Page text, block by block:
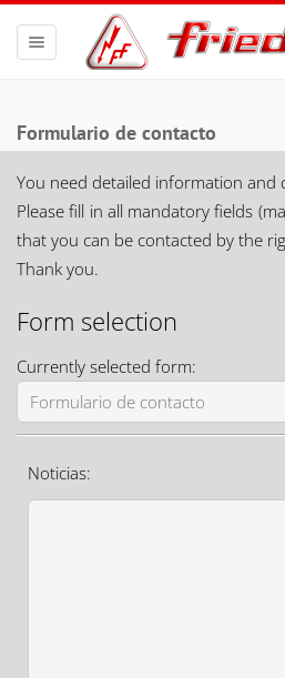
Toggle
navigation
Formulario de contacto
You need detailed information and
Please fill in all mandatory fields
that you can be contacted by the
Thank you.
Form selection
Currently selected form:
Noticias: